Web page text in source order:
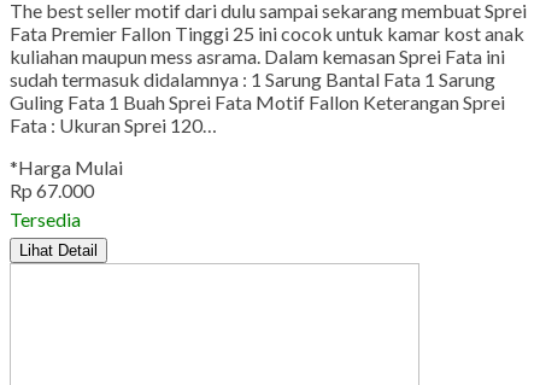
The best seller motif dari dulu sampai sekarang membuat Sprei
Fata Premier Fallon Tinggi 25 ini cocok untuk kamar kost anak
kuliahan maupun mess asrama. Dalam kemasan Sprei Fata ini
sudah termasuk didalamnya : 1 Sarung Bantal Fata 1 Sarung
Guling Fata 1 Buah Sprei Fata Motif Fallon Keterangan Sprei
Fata : Ukuran Sprei 120…
*Harga Mulai
Rp 67.000
Tersedia
Lihat Detail